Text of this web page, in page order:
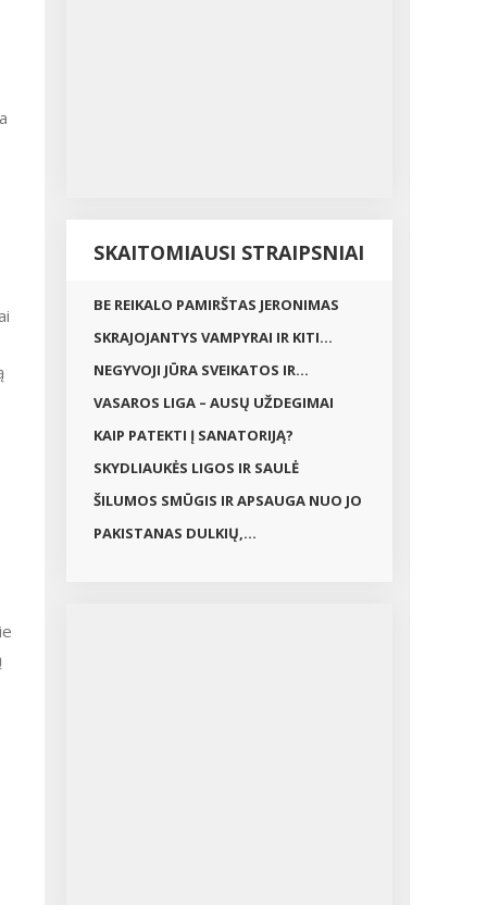
SKAITOMIAUSI STRAIPSNIAI
BE REIKALO PAMIRŠTAS JERONIMAS
SKRAJOJANTYS VAMPYRAI IR KITI...
NEGYVOJI JŪRA SVEIKATOS IR...
VASAROS LIGA – AUSŲ UŽDEGIMAI
KAIP PATEKTI Į SANATORIJĄ?
SKYDLIAUKĖS LIGOS IR SAULĖ
ŠILUMOS SMŪGIS IR APSAUGA NUO JO
PAKISTANAS DULKIŲ,...